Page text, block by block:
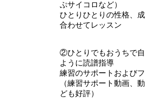
ぷサイコロなど）
ひとりひとりの性格、
合わせてレッスン
②ひとりでもおうちで
ように読譜指導
練習のサポートおよび
（練習サポート動画、
ども好評）